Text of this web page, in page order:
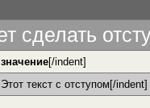
сделать
значение[/indent]
текст с отступом[/indent]